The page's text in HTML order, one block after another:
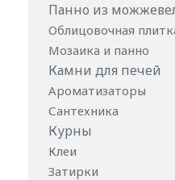
Панно из
Облицовочная
Мозаика и панно
Камни для печей
Ароматизаторы
Сантехника
Курны
Клеи
Затирки